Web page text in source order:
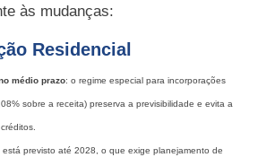
às mudanças:
Residencial
médio prazo: o regime especial para incorporações
sobre a receita) preserva a previsibilidade e evita a
previsto até 2028, o que exige planejamento de